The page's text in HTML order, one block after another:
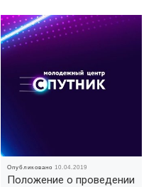
Опубликовано 10.04.2019
Положение о проведении